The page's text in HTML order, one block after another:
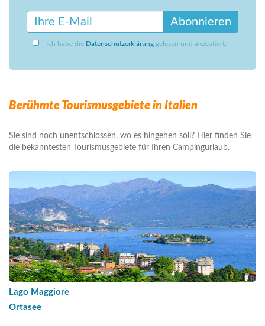
Abonnieren
Ich habe die Datenschutzerklärung gelesen und akzeptiert.
Berühmte Tourismusgebiete in Italien
Sie sind noch unentschlossen, wo es hingehen soll? Hier finden Sie
die bekanntesten Tourismusgebiete für Ihren Campingurlaub.
Lago Maggiore
Ortasee